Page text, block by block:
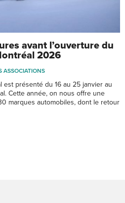
avant l’ouverture du
2026
ASSOCIATIONS
est présenté du 16 au 25 janvier au
Cette année, on nous offre une
marques automobiles, dont le retour